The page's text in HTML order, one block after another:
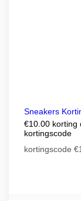
Sneakers
€10.00 korting
kortingscode
kortingscode